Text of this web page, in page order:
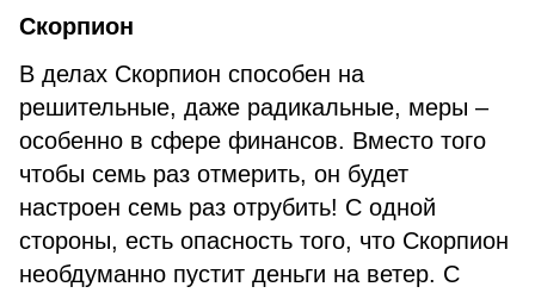
Скорпион
В делах Скорпион способен на
решительные, даже радикальные, меры –
особенно в сфере финансов. Вместо того
чтобы семь раз отмерить, он будет
настроен семь раз отрубить! С одной
стороны, есть опасность того, что Скорпион
необдуманно пустит деньги на ветер. С